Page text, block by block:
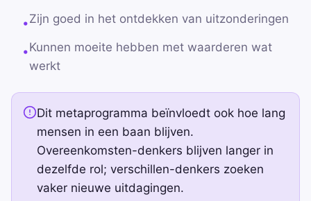
•Zijn goed in het ontdekken van uitzonderingen
•Kunnen moeite hebben met waarderen wat
werkt
Dit metaprogramma beïnvloedt ook hoe lang
mensen in een baan blijven.
Overeenkomsten-denkers blijven langer in
dezelfde rol; verschillen-denkers zoeken
vaker nieuwe uitdagingen.